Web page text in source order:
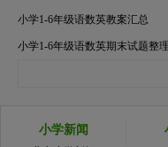
小学1-6年级语数英教案汇总
小学1-6年级语数英期末试题整
小学新闻